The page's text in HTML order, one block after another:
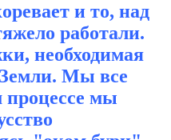
и то, над
работали.
необходимая
Земли. Мы все
процессе мы